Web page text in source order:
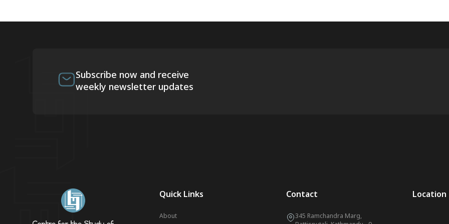
Subscribe now and receive
weekly newsletter updates
Quick Links
About
Contact
345 Ramchandra Marg,
Location